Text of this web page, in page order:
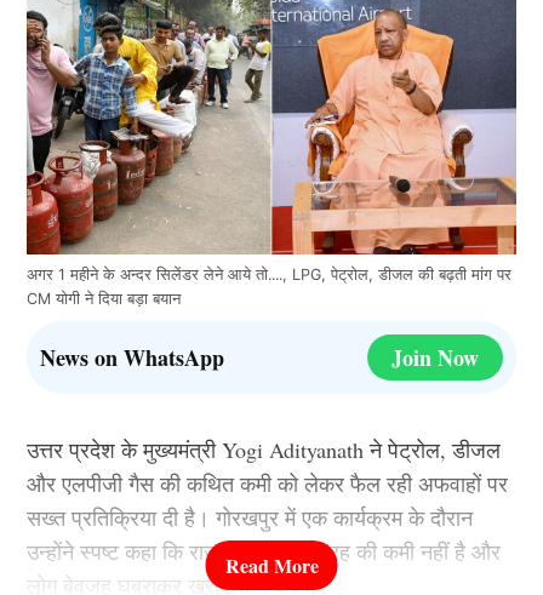
अगर 1 महीने के अन्दर सिलेंडर लेने आये तो...., LPG, पेट्रोल, डीजल की बढ़ती मांग पर
CM योगी ने दिया बड़ा बयान
News on WhatsApp Join Now
उत्तर प्रदेश के मुख्यमंत्री Yogi Adityanath ने पेट्रोल, डीजल
और एलपीजी गैस की कथित कमी को लेकर फैल रही अफवाहों पर
सख्त प्रतिक्रिया दी है। गोरखपुर में एक कार्यक्रम के दौरान
उन्होंने स्पष्ट कहा कि राज्य में किसी भी तरह की कमी नहीं है और
लोग बेवजह घबराकर खरीदारी न करें।